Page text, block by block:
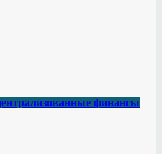
финансы